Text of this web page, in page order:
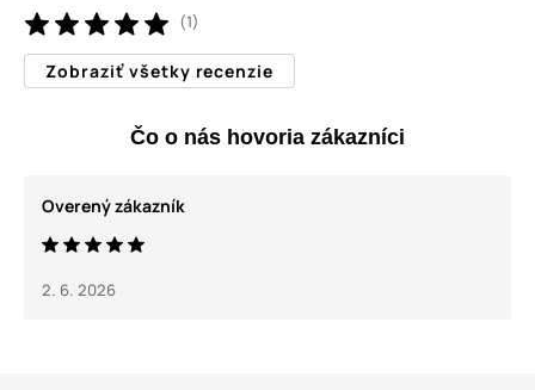
(1)
Zobraziť všetky recenzie
Čo o nás hovoria zákazníci
Overený zákazník
2. 6. 2026